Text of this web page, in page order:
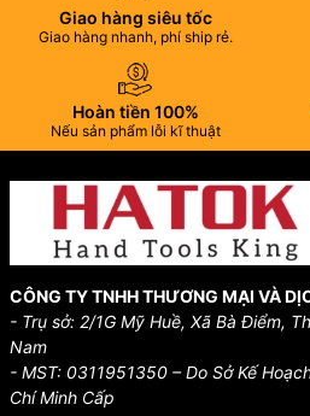
Giao hàng siêu tốc
Giao hàng nhanh, phí ship rẻ.
Hoàn tiền 100%
Nếu sản phẩm lỗi kĩ thuật
CÔNG TY TNHH THƯƠNG MẠI VÀ
- Trụ sở: 2/1G Mỹ Huề, Xã Bà Điểm,
Nam
- MST: 0311951350 – Do Sở Kế
Chí Minh Cấp